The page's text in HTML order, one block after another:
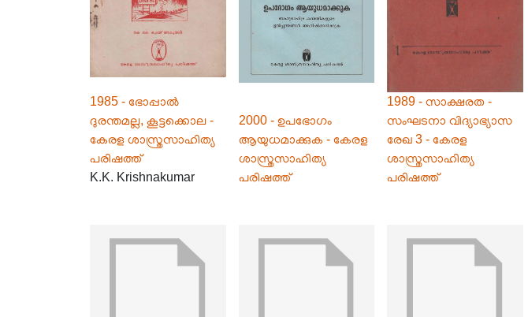
1985 - ഭോപ്പാൽ
ദുരന്തമല്ല, കൂട്ടക്കൊല -
കേരള ശാസ്ത്രസാഹിത്യ
പരിഷത്ത്
K.K. Krishnakumar
2000 - ഉപഭോഗം
ആയുധമാക്കുക - കേരള
ശാസ്ത്രസാഹിത്യ
പരിഷത്ത്
1989 - സാക്ഷരത -
സംഘടനാ വിദ്യാഭ്യാസ
രേഖ 3 - കേരള
ശാസ്ത്രസാഹിത്യ
പരിഷത്ത്